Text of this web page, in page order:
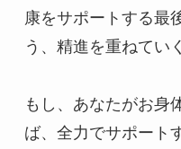
康をサポートする最
う、精進を重ねてい
もし、あなたがお身
ば、全力でサポート